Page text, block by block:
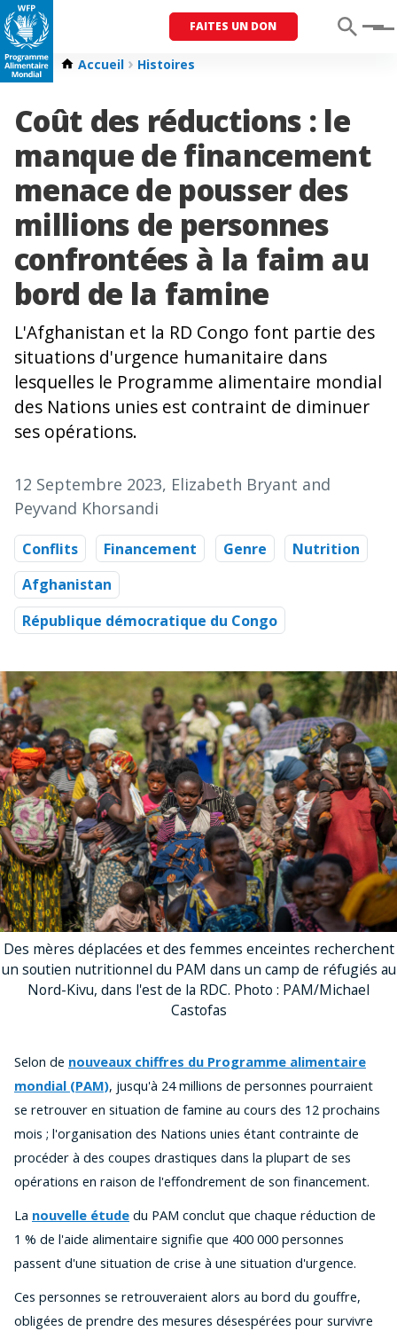
FAITES UN DON Menu
Accueil Histoires
Coût des réductions : le
manque de financement
menace de pousser des
millions de personnes
confrontées à la faim au
bord de la famine
L'Afghanistan et la RD Congo font partie des
situations d'urgence humanitaire dans
lesquelles le Programme alimentaire mondial
des Nations unies est contraint de diminuer
ses opérations.
12 Septembre 2023, Elizabeth Bryant and
Peyvand Khorsandi
Conflits Financement Genre
Nutrition
Afghanistan
République démocratique du Congo
Des mères déplacées et des femmes enceintes recherchent
un soutien nutritionnel du PAM dans un camp de réfugiés au
Nord-Kivu, dans l'est de la RDC. Photo : PAM/Michael
Castofas
Selon de nouveaux chiffres du Programme alimentaire
mondial (PAM), jusqu'à 24 millions de personnes pourraient
se retrouver en situation de famine au cours des 12 prochains
mois ; l'organisation des Nations unies étant contrainte de
procéder à des coupes drastiques dans la plupart de ses
opérations en raison de l'effondrement de son financement.
La nouvelle étude du PAM conclut que chaque réduction de
1 % de l'aide alimentaire signifie que 400 000 personnes
passent d'une situation de crise à une situation d'urgence.
Ces personnes se retrouveraient alors au bord du gouffre,
obligées de prendre des mesures désespérées pour survivre